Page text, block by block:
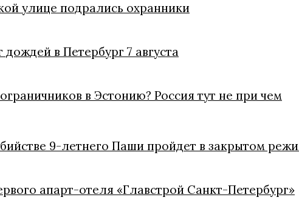
улице подрались охранники
в Петербург 7 августа
в Эстонию? Россия тут не при чем
9-летнего Паши пройдет в закрытом
апарт-отеля «Главстрой Санкт-Петербург»